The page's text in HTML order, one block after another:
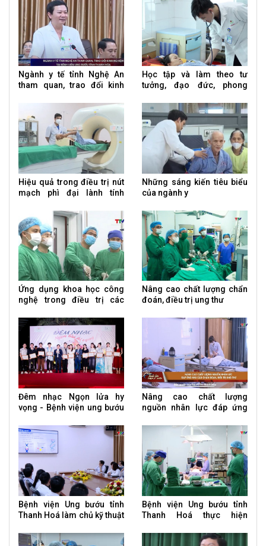
Ngành y tế tỉnh Nghệ An
tham quan, trao đổi kinh
bướu tỉnh Thanh Hóa
Học tập và làm theo tư
tưởng, đạo đức, phong
Hiệu quả trong điều trị nút
mạch phì đại lành tính
Những sáng kiến tiêu biểu
của ngành y
Ứng dụng khoa học công
nghệ trong điều trị các
Nâng cao chất lượng chẩn
đoán, điều trị ung thư
Đêm nhạc Ngọn lửa hy
vọng - Bệnh viện ung bướu
Nâng cao chất lượng
nguồn nhân lực đáp ứng
ung thư
Bệnh viện Ung bướu tỉnh
Thanh Hoá làm chủ kỹ thuật
tử về đột biến gen
Bệnh viện Ung bướu tỉnh
Thanh Hoá thực hiện
soi cắt dạ dày